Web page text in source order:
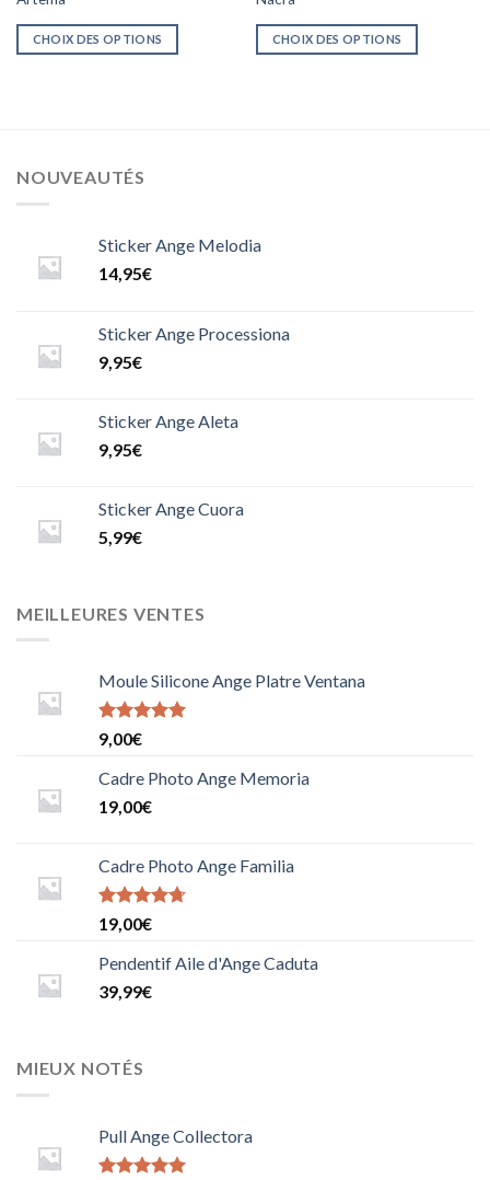
CHOIX DES OPTIONS CHOIX DES OPTIONS
NOUVEAUTÉS
Sticker Ange Melodia
14,95€
Sticker Ange Processiona
9,95€
Sticker Ange Aleta
9,95€
Sticker Ange Cuora
5,99€
MEILLEURES VENTES
Moule Silicone Ange Platre Ventana
Note
5.0000000000000000
sur 5
9,00€
Cadre Photo Ange Memoria
19,00€
Cadre Photo Ange Familia
Note
4.6666666666666667
sur 5
19,00€
Pendentif Aile d'Ange Caduta
39,99€
MIEUX NOTÉS
Pull Ange Collectora